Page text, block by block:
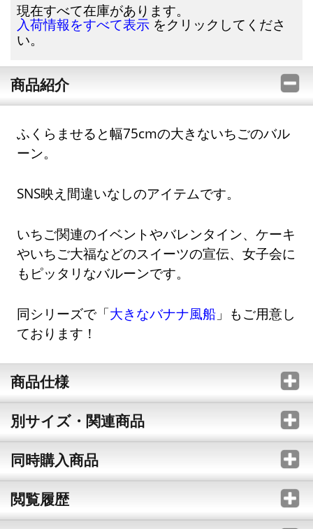
現在すべて在庫があります。
入荷情報をすべて表示 をクリックしてくださ
い。
商品紹介
ふくらませると幅75cmの大きないちごのバル
ーン。
SNS映え間違いなしのアイテムです。
いちご関連のイベントやバレンタイン、ケーキ
やいちご大福などのスイーツの宣伝、女子会に
もピッタリなバルーンです。
同シリーズで「大きなバナナ風船 」もご用意し
ております！
商品仕様
別サイズ・関連商品
同時購入商品
閲覧履歴